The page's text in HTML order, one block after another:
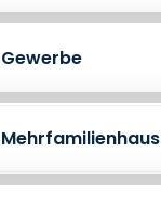
Gewerbe
Mehrfamilienhaus